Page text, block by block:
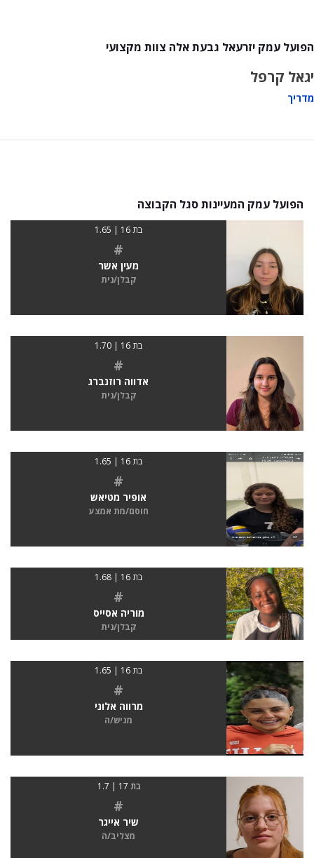
הפועל עמק יזרעאל גבעת אלה צוות מקצועי
יגאל קרפל
מדריך
הפועל עמק המעיינות סגל הקבוצה
בת 16 | 1.65
#
מעין אשר
קבלן/נית
בת 16 | 1.70
#
אדווה רוזנברג
קבלן/נית
בת 16 | 1.65
#
אופיר מטיאש
חוסם/מת אמצע
בת 16 | 1.68
#
מוריה אסייס
קבלן/נית
בת 16 | 1.65
#
מרווה אלוני
מגיש/ה
בת 17 | 1.7
#
שיר אייגר
מצליב/ה